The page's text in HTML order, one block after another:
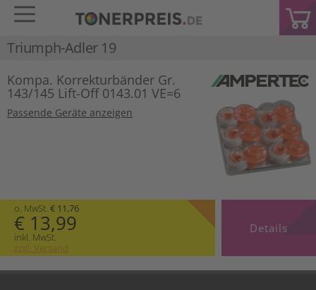
Triumph-Adler 19
Kompa. Korrekturbänder Gr.
143/145 Lift-Off 0143.01 VE=6
Passende Geräte anzeigen
o. MwSt. € 11,76
€ 13,99
inkl. MwSt.
zzgl. Versand
Details